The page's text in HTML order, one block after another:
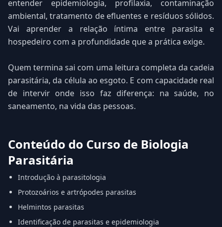
entender epidemiologia, profilaxia, contaminação
ambiental, tratamento de efluentes e resíduos sólidos.
Vai aprender a relação íntima entre parasita e
hospedeiro com a profundidade que a prática exige.
Quem termina sai com uma leitura completa da cadeia
parasitária, da célula ao esgoto. E com capacidade real
de intervir onde isso faz diferença: na saúde, no
saneamento, na vida das pessoas.
Conteúdo do Curso de Biologia
Parasitária
Introdução à parasitologia
Protozoários e artrópodes parasitas
Helmintos parasitas
Identificação de parasitas e epidemiologia